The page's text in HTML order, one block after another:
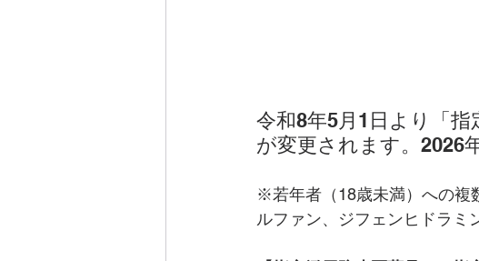
令和8年5月1日より「
が変更されます。2026
※若年者（18歳未満）への複
ルファン、ジフェンヒドラミ